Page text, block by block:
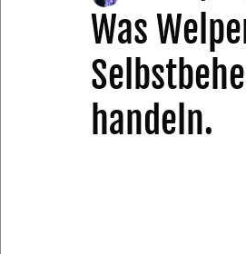
Was
handeln.